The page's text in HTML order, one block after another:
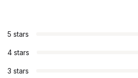
5 stars
4 stars
3 stars